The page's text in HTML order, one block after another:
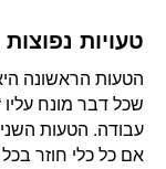
טעויות
הטעות הראשונה
שכל דבר מונח
עבודה. הטעות
אם כל כלי חוזר